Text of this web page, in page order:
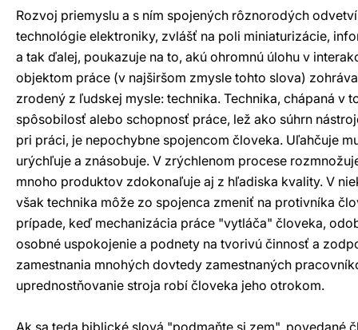
Rozvoj priemyslu a s ním spojených rôznorodých
technológie elektroniky, zvlášť na poli miniaturizácie,
a tak ďalej, poukazuje na to, akú ohromnú úlohu v
objektom práce (v najširšom zmysle tohto slova)
zrodený z ľudskej mysle: technika. Technika, chápaná v
spôsobilosť alebo schopnosť práce, lež ako súhrn
pri práci, je nepochybne spojencom človeka. Uľahčuje
urýchľuje a znásobuje. V zrýchlenom procese
mnoho produktov zdokonaľuje aj z hľadiska kvality. V
však technika môže zo spojenca zmeniť na protivníka
prípade, keď mechanizácia práce "vytláča" človeka,
osobné uspokojenie a podnety na tvorivú činnosť a
zamestnania mnohých dovtedy zamestnaných
uprednostňovanie stroja robí človeka jeho otrokom.
Ak sa teda biblické slová "podmaňte si zem", povedané